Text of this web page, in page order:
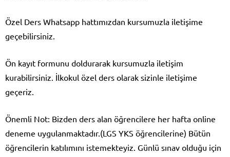
Özel Ders Whatsapp hattımızdan kursumuzla iletişime
geçebilirsiniz.
Ön kayıt formunu doldurarak kursumuzla iletişim
kurabilirsiniz. İlkokul özel ders olarak sizinle iletişime
geçeriz.
Önemli Not: Bizden ders alan öğrencilere her hafta online
deneme uygulanmaktadır.(LGS YKS öğrencilerine) Bütün
öğrencilerin katılımını istemekteyiz. Günlü sınav olduğu için